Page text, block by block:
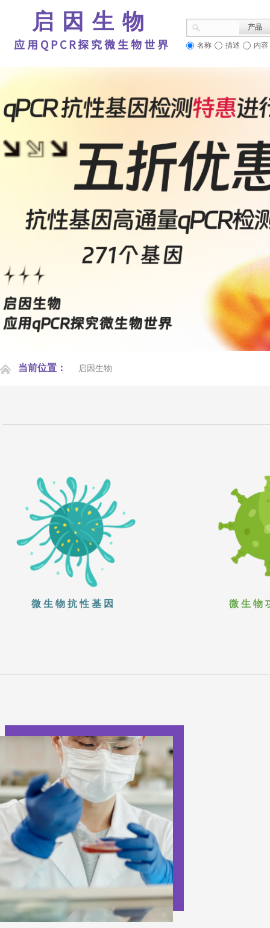
产品
名称 描述 内容
启因生物
应用QPCR探究微生物世界
当前位置： 启因生物
微生物
微生物抗性基因